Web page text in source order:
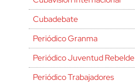
Cubadebate
Periódico Granma
Periódico Juventud Rebelde
Periódico Trabajadores